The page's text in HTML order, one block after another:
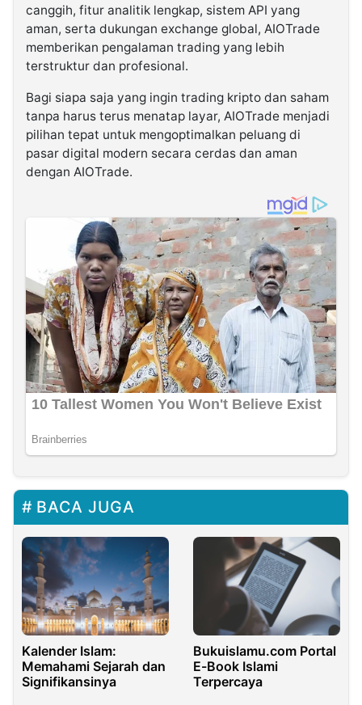
canggih, fitur analitik lengkap, sistem API yang
aman, serta dukungan exchange global, AIOTrade
memberikan pengalaman trading yang lebih
terstruktur dan profesional.
Bagi siapa saja yang ingin trading kripto dan saham
tanpa harus terus menatap layar, AIOTrade menjadi
pilihan tepat untuk mengoptimalkan peluang di
pasar digital modern secara cerdas dan aman
dengan AIOTrade.
BACA JUGA
Kalender Islam:
Memahami Sejarah dan
Signifikansinya
Bukuislamu.com Portal
E-Book Islami
Terpercaya